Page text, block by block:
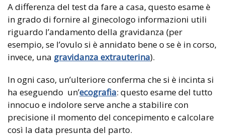
A differenza del test da fare a casa, questo esame è
in grado di fornire al ginecologo informazioni utili
riguardo l’andamento della gravidanza (per
esempio, se l’ovulo si è annidato bene o se è in corso,
invece, una gravidanza extrauterina).
In ogni caso, un’ulteriore conferma che si è incinta si
ha eseguendo un’ecografia: questo esame del tutto
innocuo e indolore serve anche a stabilire con
precisione il momento del concepimento e calcolare
così la data presunta del parto.